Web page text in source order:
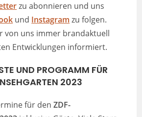
zu abonnieren und uns
und Instagram zu folgen.
von uns immer brandaktuell
Entwicklungen informiert.
UND PROGRAMM FÜR
2023
für denZDF-